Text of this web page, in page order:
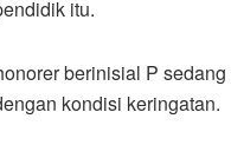
itu.
berinisial P sedang
kondisi keringatan.